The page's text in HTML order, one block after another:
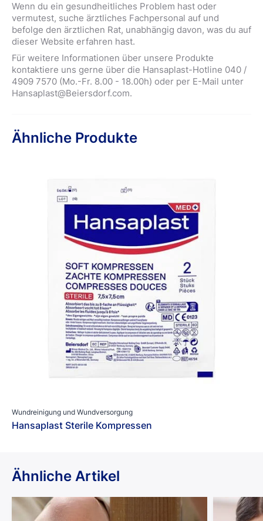
Wenn du ein gesundheitliches Problem hast oder
vermutest, suche ärztliches Fachpersonal auf und
befolge den ärztlichen Rat, unabhängig davon, was du auf
dieser Website erfahren hast.
Für weitere Informationen über unsere Produkte
kontaktiere uns gerne über die Hansaplast-Hotline 040 /
4909 7570 (Mo.-Fr. 8.00 - 18.00h) oder per E-Mail unter
Hansaplast@Beiersdorf.com.
Ähnliche Produkte
Wundreinigung und Wundversorgung
Hansaplast Sterile Kompressen
Ähnliche Artikel